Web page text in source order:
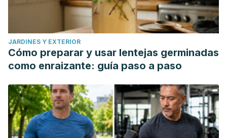
JARDINES Y EXTERIOR
Cómo preparar y usar lentejas germinadas
como enraizante: guía paso a paso